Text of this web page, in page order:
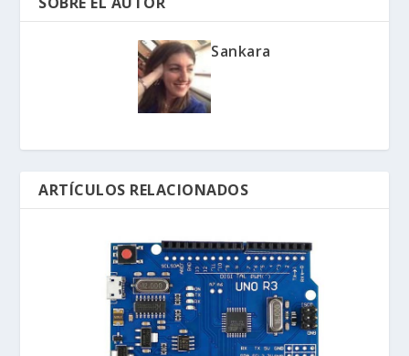
Sankara
ARTÍCULOS RELACIONADOS